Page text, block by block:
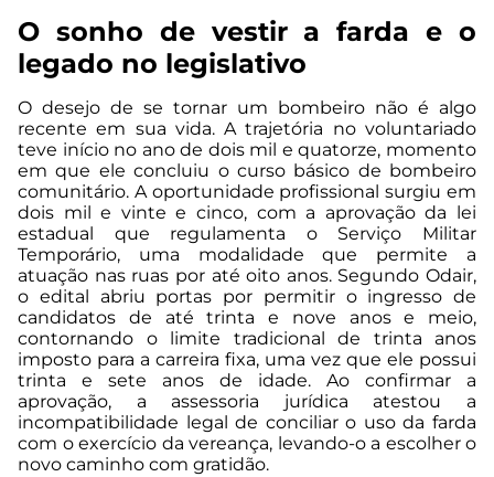
O sonho de vestir a farda e o
legado no legislativo
O desejo de se tornar um bombeiro não é algo
recente em sua vida. A trajetória no voluntariado
teve início no ano de dois mil e quatorze, momento
em que ele concluiu o curso básico de bombeiro
comunitário. A oportunidade profissional surgiu em
dois mil e vinte e cinco, com a aprovação da lei
estadual que regulamenta o Serviço Militar
Temporário, uma modalidade que permite a
atuação nas ruas por até oito anos. Segundo Odair,
o edital abriu portas por permitir o ingresso de
candidatos de até trinta e nove anos e meio,
contornando o limite tradicional de trinta anos
imposto para a carreira fixa, uma vez que ele possui
trinta e sete anos de idade. Ao confirmar a
aprovação, a assessoria jurídica atestou a
incompatibilidade legal de conciliar o uso da farda
com o exercício da vereança, levando-o a escolher o
novo caminho com gratidão.